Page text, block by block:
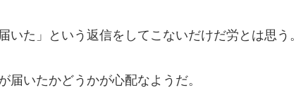
た」という返信をしてこないだけだ労とは思う。
いたかどうかが心配なようだ。